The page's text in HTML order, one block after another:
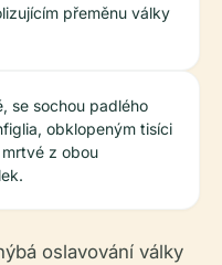
přeměnu války
se sochou padlého
obklopeným tisíci
z obou
oslavování války